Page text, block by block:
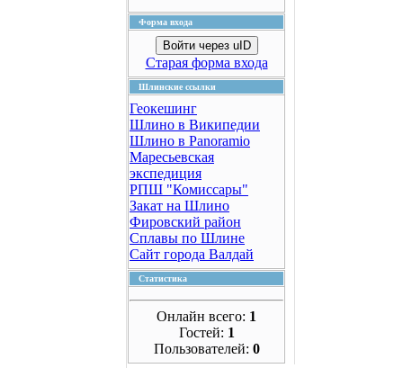
Форма входа
Войти через uID
Старая форма входа
Шлинские ссылки
Геокешинг
Шлино в Википедии
Шлино в Panoramio
Маресьевская
экспедиция
РПШ "Комиссары"
Закат на Шлино
Фировский район
Сплавы по Шлине
Сайт города Валдай
Статистика
Онлайн всего: 1
Гостей: 1
Пользователей: 0